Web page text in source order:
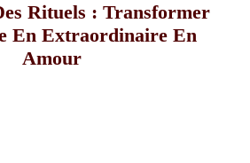
Rituels : Transformer
En Extraordinaire En
Amour